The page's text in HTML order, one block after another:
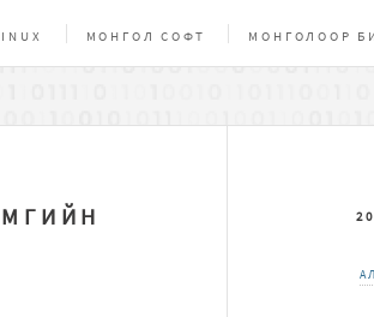
МОНГОЛ СОФТ МОНГОЛООР